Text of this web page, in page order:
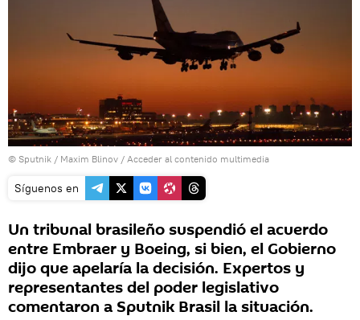
© Sputnik / Maxim Blinov / Acceder al contenido multimedia
Síguenos en
Un tribunal brasileño suspendió el acuerdo
entre Embraer y Boeing, si bien, el Gobierno
dijo que apelaría la decisión. Expertos y
representantes del poder legislativo
comentaron a Sputnik Brasil la situación.